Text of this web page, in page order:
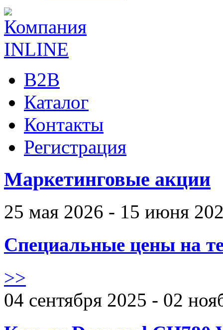
B2B
Каталог
Контакты
Регистрация
Маркетинговые акции
25 мая 2026 - 15 июня
Специальные цены на
>>
04 сентября 2025 - 02